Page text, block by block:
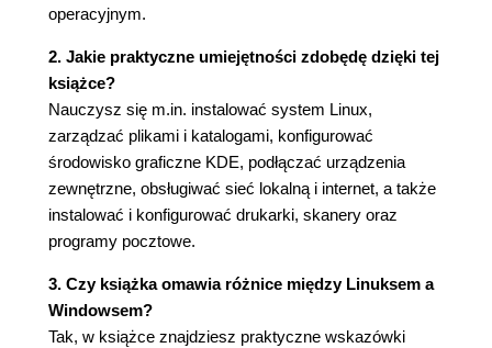
Aby utworzyć folder, pusty plik tekstowy lub
Aby zaznaczyć wiele plików lub folderów (88)
Aby w wyniku usuwania pliki były usuwane
trwale (90)
Aby wydrukować dokument (91)
Aby zmienić nazwę pliku lub folderu (91)
Aby otworzyć folder udostępniony na innym
komputerze (92)
Aby otworzyć folder udostępniony na
serwerze FTP (92)
Aby zmienić wygląd elementów w folderze
operacyjnym.
2. Jakie praktyczne umiejętności zdobędę dzięki tej
książce?
Nauczysz się m.in. instalować system Linux,
zarządzać plikami i katalogami, konfigurować
środowisko graficzne KDE, podłączać urządzenia
zewnętrzne, obsługiwać sieć lokalną i internet, a także
instalować i konfigurować drukarki, skanery oraz
programy pocztowe.
3. Czy książka omawia różnice między Linuksem a
Windowsem?
Tak, w książce znajdziesz praktyczne wskazówki